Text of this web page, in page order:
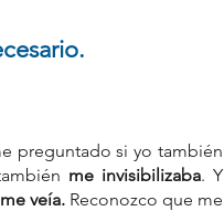
preguntado si yo también
me invisibilizaba. Y
veía. Reconozco que me